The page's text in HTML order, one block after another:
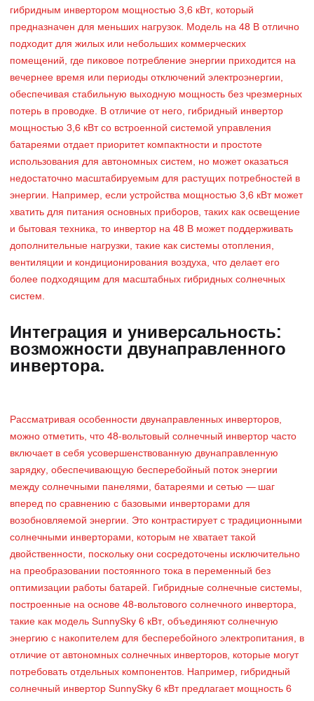
гибридным инвертором мощностью 3,6 кВт, который
предназначен для меньших нагрузок. Модель на 48 В отлично
подходит для жилых или небольших коммерческих
помещений, где пиковое потребление энергии приходится на
вечернее время или периоды отключений электроэнергии,
обеспечивая стабильную выходную мощность без чрезмерных
потерь в проводке. В отличие от него, гибридный инвертор
мощностью 3,6 кВт со встроенной системой управления
батареями отдает приоритет компактности и простоте
использования для автономных систем, но может оказаться
недостаточно масштабируемым для растущих потребностей в
энергии. Например, если устройства мощностью 3,6 кВт может
хватить для питания основных приборов, таких как освещение
и бытовая техника, то инвертор на 48 В может поддерживать
дополнительные нагрузки, такие как системы отопления,
вентиляции и кондиционирования воздуха, что делает его
более подходящим для масштабных гибридных солнечных
систем.
Интеграция и универсальность:
возможности двунаправленного
инвертора.
Рассматривая особенности двунаправленных инверторов,
можно отметить, что 48-вольтовый солнечный инвертор часто
включает в себя усовершенствованную двунаправленную
зарядку, обеспечивающую бесперебойный поток энергии
между солнечными панелями, батареями и сетью — шаг
вперед по сравнению с базовыми инверторами для
возобновляемой энергии. Это контрастирует с традиционными
солнечными инверторами, которым не хватает такой
двойственности, поскольку они сосредоточены исключительно
на преобразовании постоянного тока в переменный без
оптимизации работы батарей. Гибридные солнечные системы,
построенные на основе 48-вольтового солнечного инвертора,
такие как модель SunnySky 6 кВт, объединяют солнечную
энергию с накопителем для бесперебойного электропитания, в
отличие от автономных солнечных инверторов, которые могут
потребовать отдельных компонентов. Например, гибридный
солнечный инвертор SunnySky 6 кВт предлагает мощность 6